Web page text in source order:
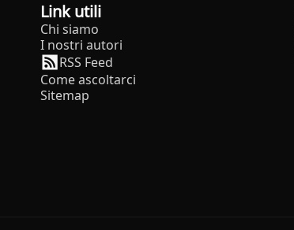
Link utili
Chi siamo
I nostri autori
RSS Feed
Come ascoltarci
Sitemap